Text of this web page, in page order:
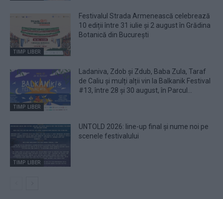
TIMP LIBER
Festivalul Strada Armenească celebrează
10 ediții între 31 iulie și 2 august în Grădina
Botanică din București
TIMP LIBER
Ladaniva, Zdob și Zdub, Baba Zula, Taraf
de Caliu și mulți alții vin la Balkanik Festival
#13, între 28 și 30 august, în Parcul...
TIMP LIBER
UNTOLD 2026: line-up final și nume noi pe
scenele festivalului